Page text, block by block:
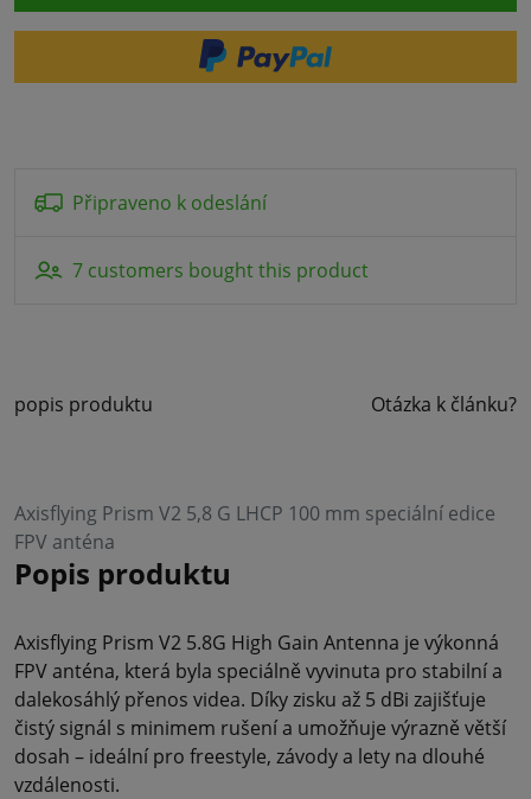
Připraveno k odeslání
7 customers bought this product
popis produktu Otázka k článku?
Axisflying Prism V2 5,8 G LHCP 100 mm speciální edice
FPV anténa
Popis produktu
Axisflying Prism V2 5.8G High Gain Antenna je výkonná
FPV anténa, která byla speciálně vyvinuta pro stabilní a
dalekosáhlý přenos videa. Díky zisku až 5 dBi zajišťuje
čistý signál s minimem rušení a umožňuje výrazně větší
dosah – ideální pro freestyle, závody a lety na dlouhé
vzdálenosti.